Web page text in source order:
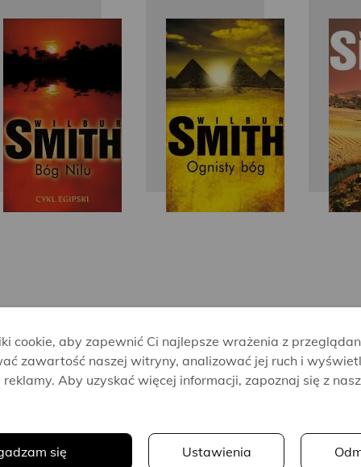
Wilbur
Smith
Wilbur
Smith
cookie, aby zapewnić Ci najlepsze wrażenia z
zawartość naszej witryny, analizować jej ruch i
Aby uzyskać więcej informacji, zapoznaj się z
się Ustawienia